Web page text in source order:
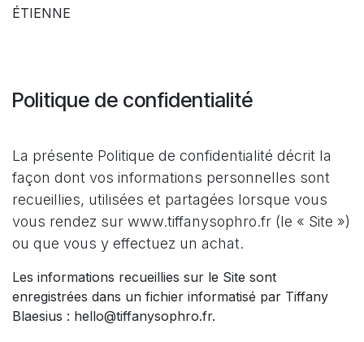
ÉTIENNE
Politique de confidentialité
La présente Politique de confidentialité décrit la
façon dont vos informations personnelles sont
recueillies, utilisées et partagées lorsque vous
vous rendez sur www.tiffanysophro.fr (le « Site »)
ou que vous y effectuez un achat.
Les informations recueillies sur le Site sont
enregistrées dans un fichier informatisé par Tiffany
Blaesius : hello@tiffanysophro.fr.